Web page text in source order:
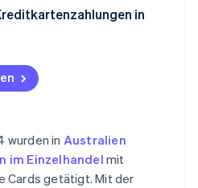
Kosten
Fragen
in
wurden in Australien
im Einzelhandel mit
Cards getätigt. Mit der